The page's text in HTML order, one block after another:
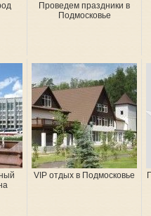
Проведем праздники в
Подмосковье
VIP отдых в Подмосковье